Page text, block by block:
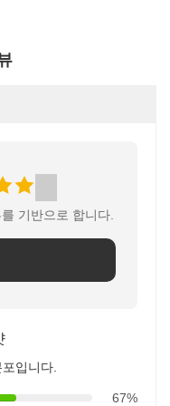
기반으로 합니다.
입니다.
67%